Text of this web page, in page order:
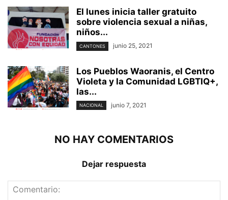
El lunes inicia taller gratuito
sobre violencia sexual a niñas,
niños...
CANTONES junio 25, 2021
Los Pueblos Waoranis, el Centro
Violeta y la Comunidad LGBTIQ+,
las...
NACIONAL junio 7, 2021
NO HAY COMENTARIOS
Dejar respuesta